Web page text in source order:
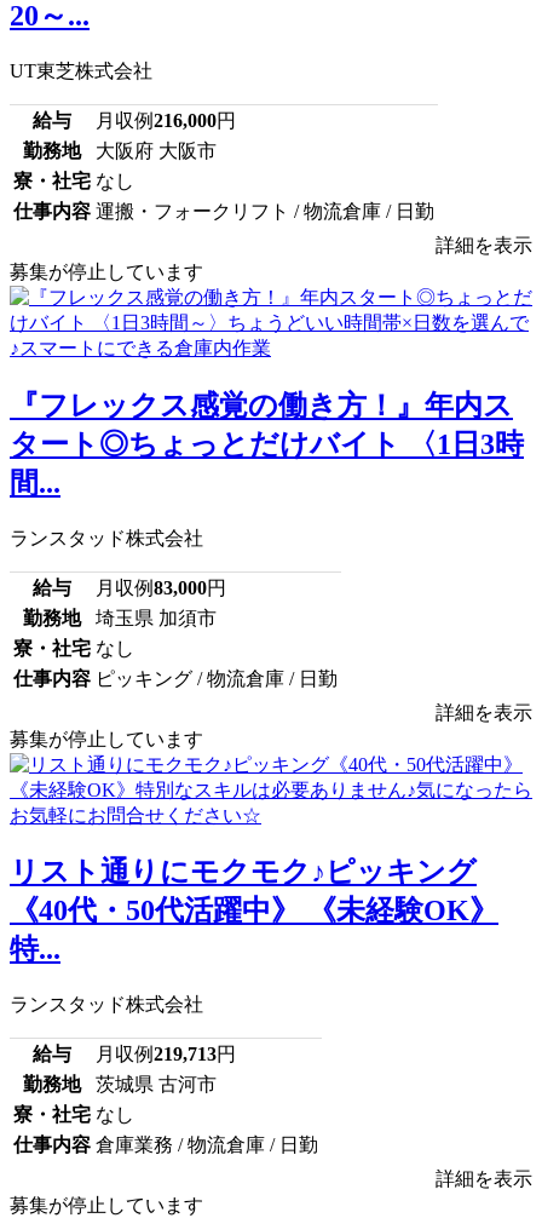
20～...
UT東芝株式会社
給与 月収例216,000円
勤務地
大阪府 大阪市
寮・社宅 なし
仕事内容 運搬・フォークリフト / 物流倉庫 / 日勤
詳細を表示
募集が停止しています
『フレックス感覚の働き方！』年内ス
タート◎ちょっとだけバイト 〈1日3時
間...
ランスタッド株式会社
給与 月収例83,000円
勤務地
埼玉県 加須市
寮・社宅 なし
仕事内容 ピッキング / 物流倉庫 / 日勤
詳細を表示
募集が停止しています
リスト通りにモクモク♪ピッキング
《40代・50代活躍中》 《未経験OK》
特...
ランスタッド株式会社
給与 月収例219,713円
勤務地
茨城県 古河市
寮・社宅 なし
仕事内容 倉庫業務 / 物流倉庫 / 日勤
詳細を表示
募集が停止しています